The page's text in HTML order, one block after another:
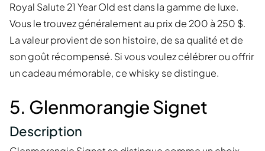
Royal Salute 21 Year Old est dans la gamme de luxe.
Vous le trouvez généralement au prix de 200 à 250 $.
La valeur provient de son histoire, de sa qualité et de
son goût récompensé. Si vous voulez célébrer ou offrir
un cadeau mémorable, ce whisky se distingue.
5. Glenmorangie Signet
Description